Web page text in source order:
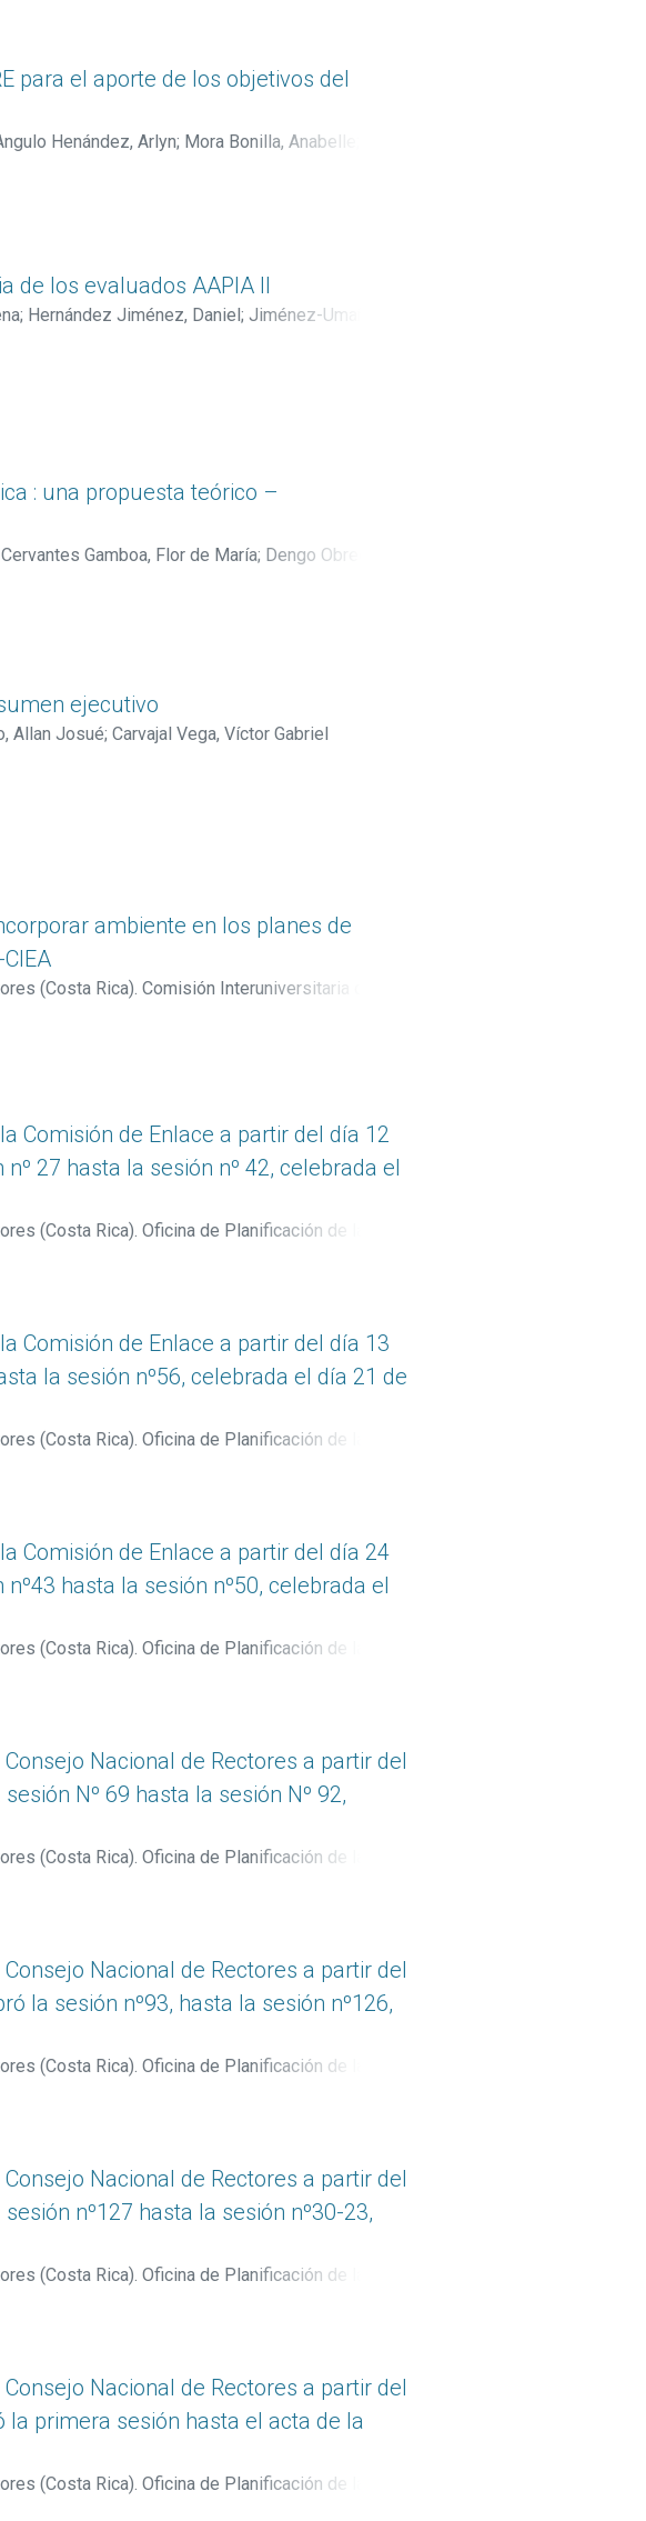
para el aporte de los objetivos del
Henández, Arlyn; Mora Bonilla, Anabelle
de los evaluados AAPIA II
; Hernández Jiménez, Daniel; Jiménez-Umaña,
: una propuesta teórico –
Cervantes Gamboa, Flor de María; Dengo Obregón,
ejecutivo
Allan Josué; Carvajal Vega, Víctor Gabriel
ambiente en los planes de
(Costa Rica). Comisión Interuniversitaria de
Comisión de Enlace a partir del día 12
27 hasta la sesión nº 42, celebrada el
(Costa Rica). Oficina de Planificación de la
Comisión de Enlace a partir del día 13
la sesión nº56, celebrada el día 21 de
(Costa Rica). Oficina de Planificación de la
Comisión de Enlace a partir del día 24
hasta la sesión nº50, celebrada el
(Costa Rica). Oficina de Planificación de la
Nacional de Rectores a partir del
Nº 69 hasta la sesión Nº 92,
(Costa Rica). Oficina de Planificación de la
Nacional de Rectores a partir del
la sesión nº93, hasta la sesión nº126,
(Costa Rica). Oficina de Planificación de la
Nacional de Rectores a partir del
nº127 hasta la sesión nº30-23,
(Costa Rica). Oficina de Planificación de la
Nacional de Rectores a partir del
primera sesión hasta el acta de la
(Costa Rica). Oficina de Planificación de la